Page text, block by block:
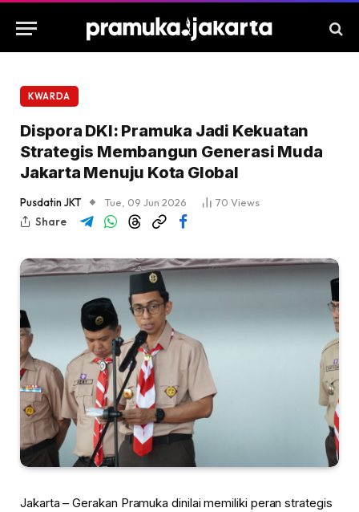
KWARDA
Dispora DKI: Pramuka Jadi Kekuatan
Strategis Membangun Generasi Muda
Jakarta Menuju Kota Global
Pusdatin JKT Tue, 09 Jun 2026 70 Views
Share
Jakarta – Gerakan Pramuka dinilai memiliki peran strategis